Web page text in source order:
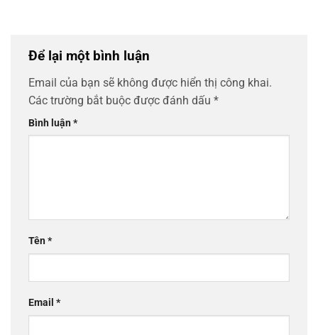
Để lại một bình luận
Email của bạn sẽ không được hiển thị công khai.
Các trường bắt buộc được đánh dấu *
Bình luận*
Tên*
Email *